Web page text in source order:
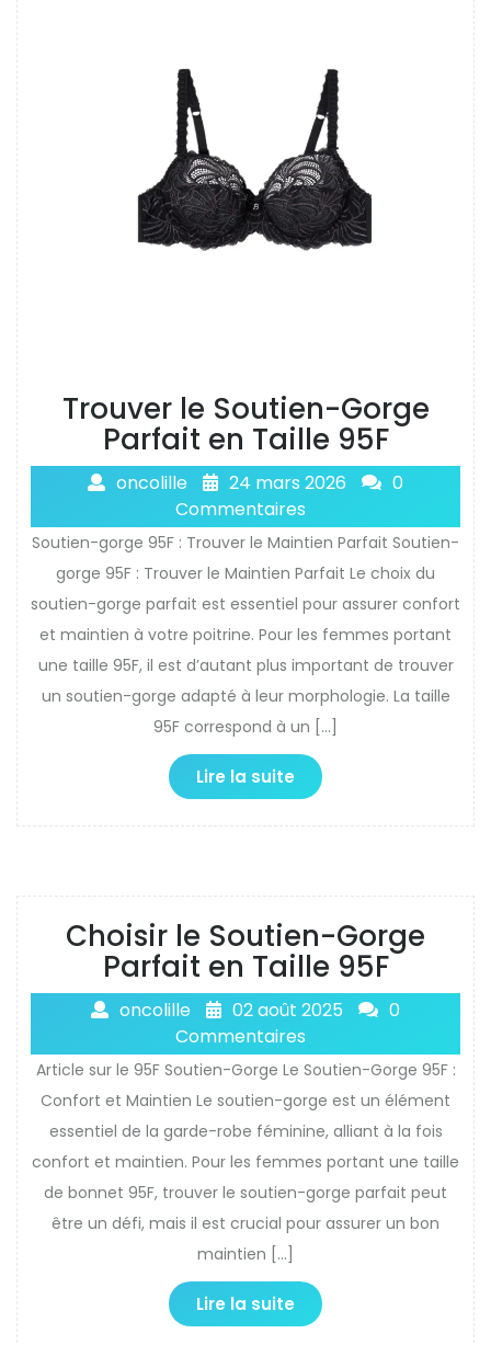
Trouver le Soutien-Gorge
Parfait en Taille 95F
oncolille 24 mars 2026
0
Commentaires
Soutien-gorge 95F : Trouver le Maintien Parfait Soutien-
gorge 95F : Trouver le Maintien Parfait Le choix du
soutien-gorge parfait est essentiel pour assurer confort
et maintien à votre poitrine. Pour les femmes portant
une taille 95F, il est d’autant plus important de trouver
un soutien-gorge adapté à leur morphologie. La taille
95F correspond à un […]
Lire la suite
Choisir le Soutien-Gorge
Parfait en Taille 95F
oncolille 02 août 2025
0
Commentaires
Article sur le 95F Soutien-Gorge Le Soutien-Gorge 95F :
Confort et Maintien Le soutien-gorge est un élément
essentiel de la garde-robe féminine, alliant à la fois
confort et maintien. Pour les femmes portant une taille
de bonnet 95F, trouver le soutien-gorge parfait peut
être un défi, mais il est crucial pour assurer un bon
maintien […]
Lire la suite